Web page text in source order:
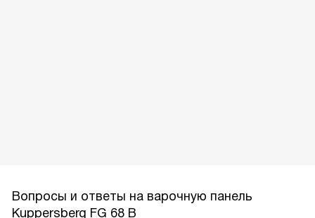
Вопросы и ответы на варочную панель
Kuppersberg FG 68 B